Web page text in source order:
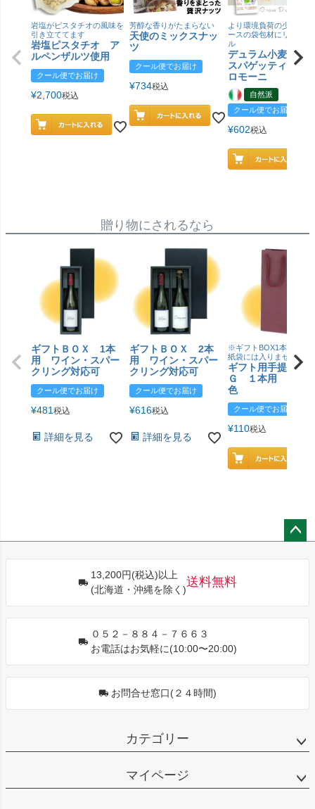
岩塩がピスタチオの風味を
引き立ててます
岩塩ピスタチオ ア
ルペンザルツ使用
クール便でお届け
¥2,700税込
芳醇な香りがたまらない
天使のミックスナッ
ツ
クール便でお届け
¥734税込
より環境負荷の少ない紙
ースの袋包材にリニュー
ル
デュラム小麦 有
スパゲッティ／ジ
ロモーニ
自然派
クール便でお届け
¥602税込
贈り物にされるなら
ギフトＢＯＸ 1本
用 ワイン・スパー
クリング対応可
クール便でお届け
¥481税込
詳細を見る
ギフトＢＯＸ 2本
用 ワイン・スパー
クリング対応可
クール便でお届け
¥616税込
詳細を見る
※ギフトBOX1本用はこ
紙袋には入りません
ギフト用手提げＢ
Ｇ １本用 エン
色
クール便でお届け
¥110税込
13,200円(税込)以上
(北海道・沖縄を除く)
送料無料
０５２－８８４－７６６３
お電話はお気軽に(10:00〜20:00)
お問合せ窓口(２４時間)
カテゴリー
マイページ